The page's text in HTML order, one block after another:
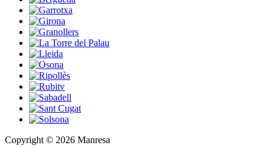
Copyright © 2026 Manresa